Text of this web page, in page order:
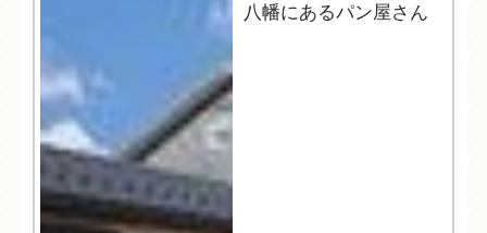
八幡にあるパン屋さん